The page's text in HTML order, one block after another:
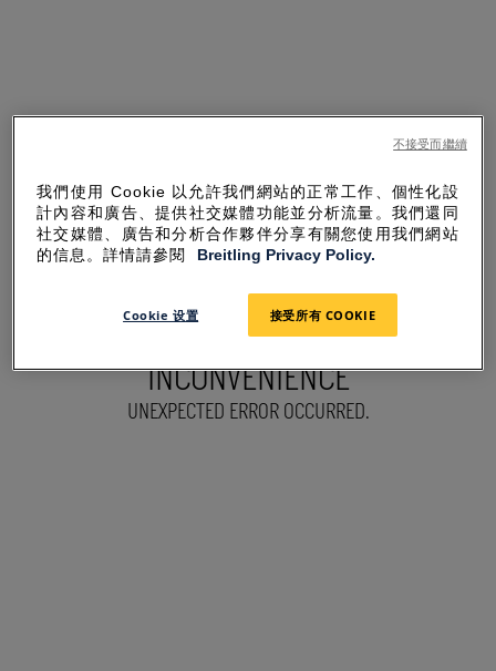
SORRY FOR THE
INCONVENIENCE
UNEXPECTED ERROR OCCURRED.
我們使用 Cookie 以允許我們網站的正常工作、個性化設
計內容和廣告、提供社交媒體功能並分析流量。我們還同
社交媒體、廣告和分析合作夥伴分享有關您使用我們網站
的信息。詳情請參閱
Breitling Privacy Policy.
Cookie 设置 接受所有 COOKIE
不接受而繼續